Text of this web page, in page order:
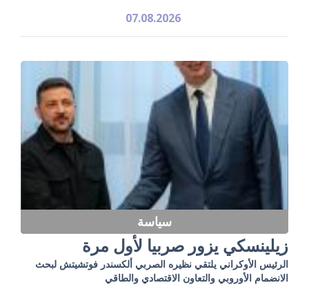
07.08.2026
سياسة
زيلينسكي يزور صربيا لأول مرة
الرئيس الأوكراني يلتقي نظيره الصربي ألكسندر فوتشيتش لبحث
الانضمام الأوروبي والتعاون الاقتصادي والطاقي